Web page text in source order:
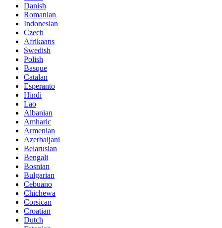
Danish
Romanian
Indonesian
Czech
Afrikaans
Swedish
Polish
Basque
Catalan
Esperanto
Hindi
Lao
Albanian
Amharic
Armenian
Azerbaijani
Belarusian
Bengali
Bosnian
Bulgarian
Cebuano
Chichewa
Corsican
Croatian
Dutch